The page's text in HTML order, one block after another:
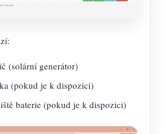
(solární generátor)
(pokud je k dispozici)
baterie (pokud je k dispozici)